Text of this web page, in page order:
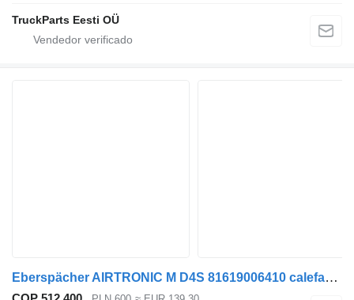
TruckParts Eesti OÜ
Eberspächer AIRTRONIC M D4S 81619006410 calefacción estática para MAN cabeza tractora